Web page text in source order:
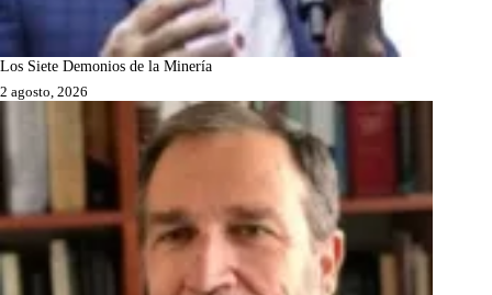
Los Siete Demonios de la Minería
2 agosto, 2026